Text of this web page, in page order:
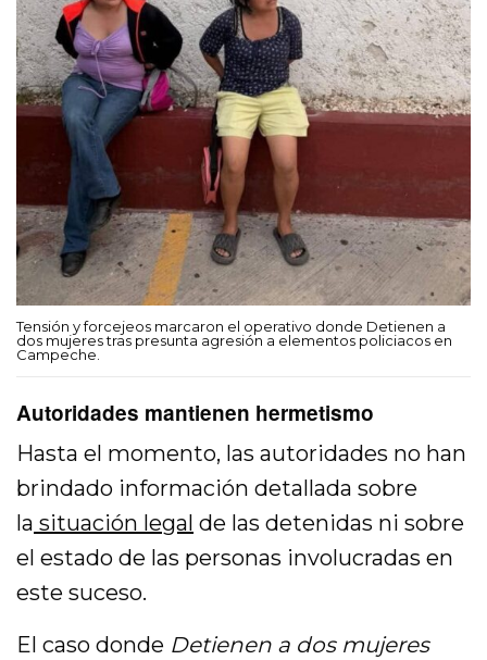
Tensión y forcejeos marcaron el operativo donde Detienen a
dos mujeres tras presunta agresión a elementos policiacos en
Campeche.
Autoridades mantienen hermetismo
Hasta el momento, las autoridades no han
brindado información detallada sobre
la situación legal de las detenidas ni sobre
el estado de las personas involucradas en
este suceso.
El caso donde Detienen a dos mujeres